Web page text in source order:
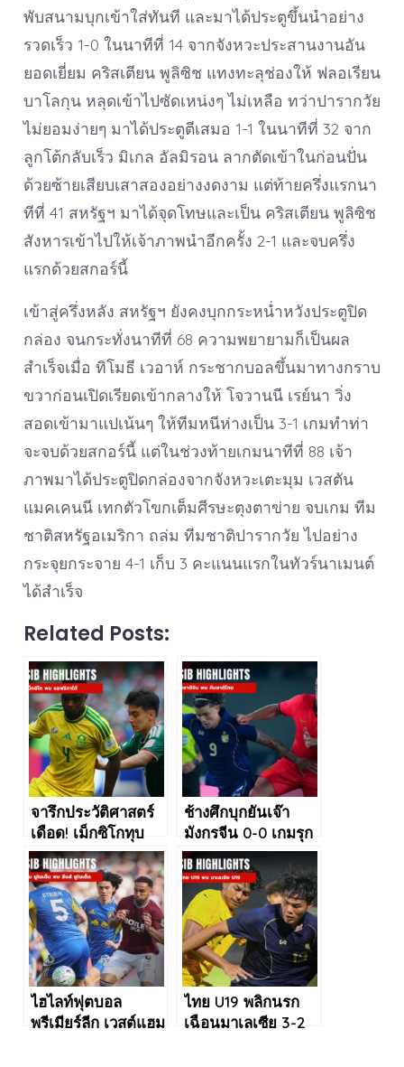
พับสนามบุกเข้าใส่ทันที และมาได้ประตูขึ้นนำอย่าง
รวดเร็ว 1-0 ในนาทีที่ 14 จากจังหวะประสานงานอัน
ยอดเยี่ยม คริสเตียน พูลิซิช แทงทะลุช่องให้ ฟลอเรียน
บาโลกุน หลุดเข้าไปซัดเหน่งๆ ไม่เหลือ ทว่าปารากวัย
ไม่ยอมง่ายๆ มาได้ประตูตีเสมอ 1-1 ในนาทีที่ 32 จาก
ลูกโต้กลับเร็ว มิเกล อัลมิรอน ลากตัดเข้าในก่อนปั่น
ด้วยซ้ายเสียบเสาสองอย่างงดงาม แต่ท้ายครึ่งแรกนา
ทีที่ 41 สหรัฐฯ มาได้จุดโทษและเป็น คริสเตียน พูลิซิช
สังหารเข้าไปให้เจ้าภาพนำอีกครั้ง 2-1 และจบครึ่ง
แรกด้วยสกอร์นี้
เข้าสู่ครึ่งหลัง สหรัฐฯ ยังคงบุกกระหน่ำหวังประตูปิด
กล่อง จนกระทั่งนาทีที่ 68 ความพยายามก็เป็นผล
สำเร็จเมื่อ ทิโมธี เวอาห์ กระชากบอลขึ้นมาทางกราบ
ขวาก่อนเปิดเรียดเข้ากลางให้ โจวานนี เรย์นา วิ่ง
สอดเข้ามาแปเน้นๆ ให้ทีมหนีห่างเป็น 3-1 เกมทำท่า
จะจบด้วยสกอร์นี้ แต่ในช่วงท้ายเกมนาทีที่ 88 เจ้า
ภาพมาได้ประตูปิดกล่องจากจังหวะเตะมุม เวสตัน
แมคเคนนี เทกตัวโขกเต็มศีรษะตุงตาข่าย จบเกม ทีม
ชาติสหรัฐอเมริกา ถล่ม ทีมชาติปารากวัย ไปอย่าง
กระจุยกระจาย 4-1 เก็บ 3 คะแนนแรกในทัวร์นาเมนต์
ได้สำเร็จ
Related Posts:
จารึกประวัติศาสตร์
เดือด! เม็กซิโกทุบ
แอฟริกาใต้ 2-0 เซ่น
3 ใบแดง
ช้างศึกบุกยันเจ๊า
มังกรจีน 0-0 เกมรุก
ฝืดแต่เกมรับยัง
เหนียว
ไฮไลท์ฟุตบอล
พรีเมียร์ลีก เวสต์แฮม
ไทย U19 พลิกนรก
เฉือนมาเลเซีย 3-2